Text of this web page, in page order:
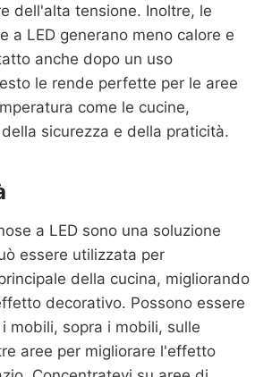
dell'alta tensione. Inoltre, le
a LED generano meno calore e
anche dopo un uso
le rende perfette per le aree
come le cucine,
sicurezza e della praticità.
a LED sono una soluzione
essere utilizzata per
della cucina, migliorando
decorativo. Possono essere
mobili, sopra i mobili, sulle
aree per migliorare l'effetto